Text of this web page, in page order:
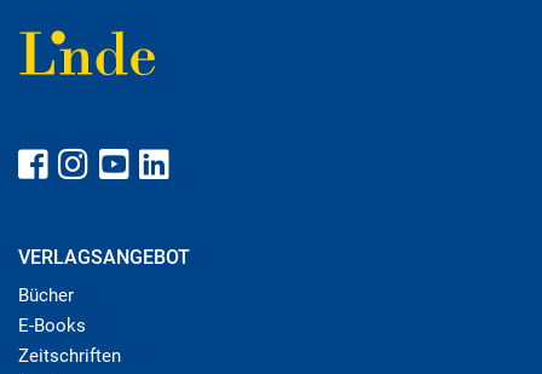
VERLAGSANGEBOT
Bücher
E-Books
Zeitschriften